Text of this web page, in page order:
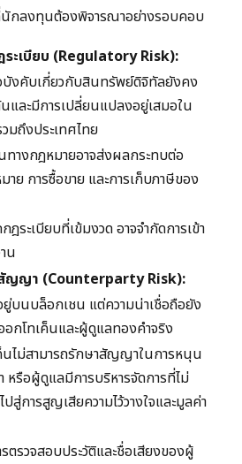
นักลงทุนต้องพิจารณาอย่างรอบคอบ
ระเบียบ (Regulatory Risk):
บังคับเกี่ยวกับสินทรัพย์ดิจิทัลยังคง
และมีการเปลี่ยนแปลงอยู่เสมอใน
มถึงประเทศไทย
างกฎหมายอาจส่งผลกระทบต่อ
าย การซื้อขาย และการเก็บภาษีของ
ฎระเบียบที่เข้มงวด อาจจำกัดการเข้า
น
ญญา (Counterparty Risk):
ยู่บนบล็อกเชน แต่ความน่าเชื่อถือยัง
กโทเค็นและผู้ดูแลทองคำจริง
นไม่สามารถรักษาสัญญาในการหนุน
หรือผู้ดูแลมีการบริหารจัดการที่ไม่
ปสู่การสูญเสียความไว้วางใจและมูลค่า
ตรวจสอบประวัติและชื่อเสียงของผู้